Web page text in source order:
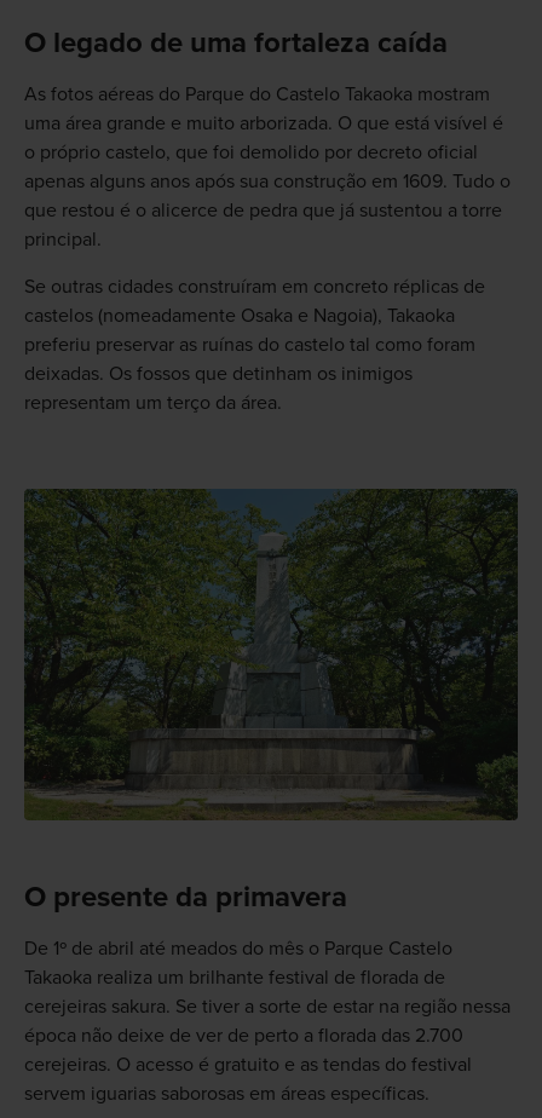
O legado de uma fortaleza caída
As fotos aéreas do Parque do Castelo Takaoka mostram
uma área grande e muito arborizada. O que está visível é
o próprio castelo, que foi demolido por decreto oficial
apenas alguns anos após sua construção em 1609. Tudo o
que restou é o alicerce de pedra que já sustentou a torre
principal.
Se outras cidades construíram em concreto réplicas de
castelos (nomeadamente Osaka e Nagoia), Takaoka
preferiu preservar as ruínas do castelo tal como foram
deixadas. Os fossos que detinham os inimigos
representam um terço da área.
O presente da primavera
De 1º de abril até meados do mês o Parque Castelo
Takaoka realiza um brilhante festival de florada de
cerejeiras sakura. Se tiver a sorte de estar na região nessa
época não deixe de ver de perto a florada das 2.700
cerejeiras. O acesso é gratuito e as tendas do festival
servem iguarias saborosas em áreas específicas.